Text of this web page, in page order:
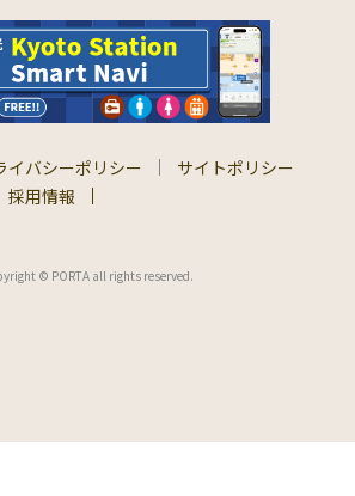
イバシーポリシー
サイトポリシー
採用情報
© PORTA all rights reserved.